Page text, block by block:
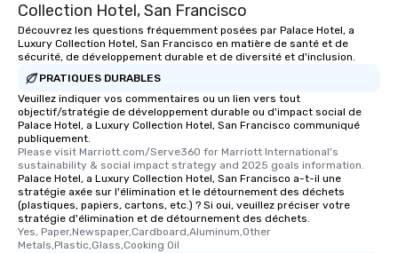
experience is
restaurants are within
members a chance to
networking
itinerary. You Get a Dinner and a Show
Our tours offer an
entertainment. All
knowledgeable,
Collection Hotel, San Francisco
Découvrez les questions fréquemment posées par Palace Hotel, a
Luxury Collection Hotel, San Francisco en matière de santé et de
sécurité, de développement durable et de diversité et d'inclusion.
PRATIQUES DURABLES
Veuillez indiquer vos commentaires ou un lien vers tout
objectif/stratégie de développement durable ou d'impact social de
Palace Hotel, a Luxury Collection Hotel, San Francisco communiqué
publiquement.
Please visit Marriott.com/Serve360 for Marriott International's
sustainability & social impact strategy and 2025 goals information.
Palace Hotel, a Luxury Collection Hotel, San Francisco a-t-il une
stratégie axée sur l'élimination et le détournement des déchets
(plastiques, papiers, cartons, etc.) ? Si oui, veuillez préciser votre
stratégie d'élimination et de détournement des déchets.
Yes, Paper,Newspaper,Cardboard,Aluminum,Other
Metals,Plastic,Glass,Cooking Oil